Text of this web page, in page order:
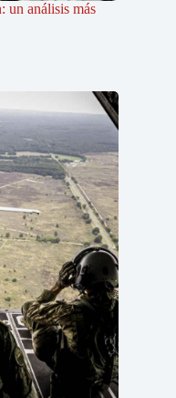
un análisis más